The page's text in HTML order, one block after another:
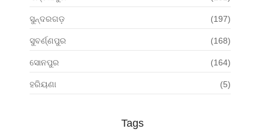
ସୁନ୍ଦରଗଡ଼ (197)
ସୁବର୍ଣ୍ଣପୁର (168)
ସୋନପୁର (164)
ହରିୟଣା (5)
Tags